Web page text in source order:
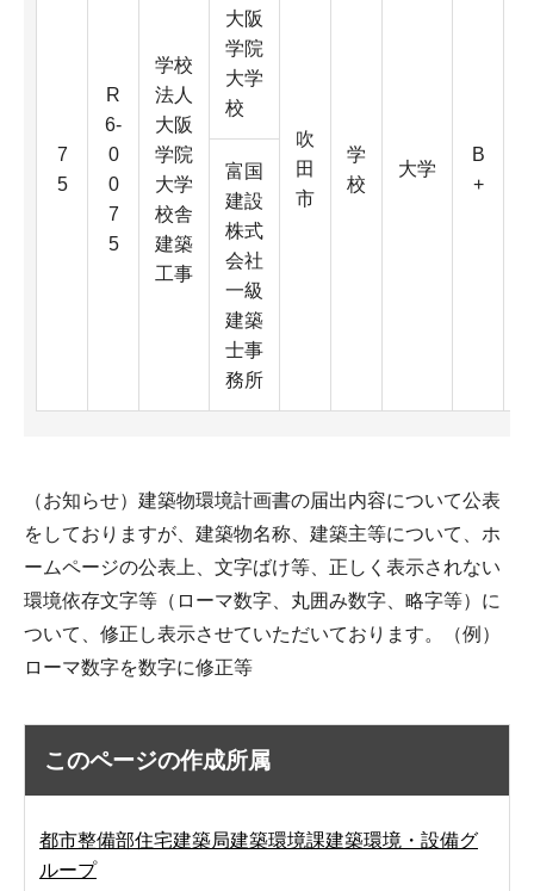
7
5
R
6-
0
0
7
5
学校
法人
大阪
学院
大学
校舎
建築
工事
大阪
学院
大学
校
吹
田
市
学
校
大学
B
+
富国
建設
株式
会社
一級
建築
士事
務所
（お知らせ）建築物環境計画書の届出内容について公表
をしておりますが、建築物名称、建築主等について、ホ
ームページの公表上、文字ばけ等、正しく表示されない
環境依存文字等（ローマ数字、丸囲み数字、略字等）に
ついて、修正し表示させていただいております。（例）
ローマ数字を数字に修正等
このページの作成所属
都市整備部住宅建築局建築環境課建築環境・設備グ
ループ